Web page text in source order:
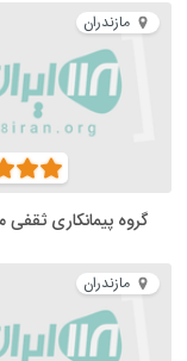
مازندران
گروه پیمانکاری ثقفی
مازندران